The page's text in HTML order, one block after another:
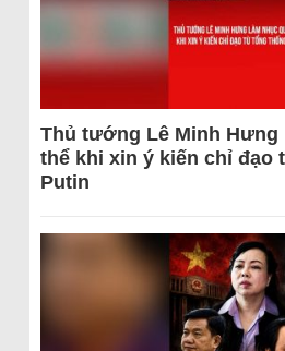
Thủ tướng Lê Minh Hưng
thể khi xin ý kiến chỉ đạo
Putin